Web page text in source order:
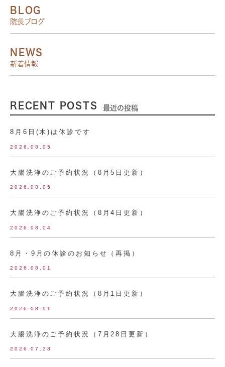
BLOG
院長ブログ
NEWS
新着情報
RECENT POSTS 最近の投稿
8月6日(木)は休診です
2026.08.05
大腸洗浄のご予約状況（8月5日更新）
2026.08.05
大腸洗浄のご予約状況（8月4日更新）
2026.08.04
8月・9月の休診のお知らせ（再掲）
2026.08.01
大腸洗浄のご予約状況（8月1日更新）
2026.08.01
大腸洗浄のご予約状況（7月28日更新）
2026.07.28